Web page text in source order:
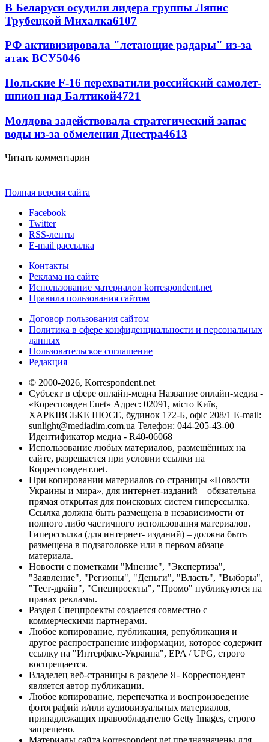
В Беларуси осудили лидера группы Ляпис
Трубецкой Михалка6107
РФ активизировала "летающие радары" из-за
атак ВСУ5046
Польские F-16 перехватили российский самолет-
шпион над Балтикой4721
Молдова задействовала стратегический запас
воды из-за обмеления Днестра4613
Читать комментарии
Полная версия сайта
Facebook
Twitter
RSS-ленты
E-mail рассылка
Контакты
Реклама на сайте
Использование материалов korrespondent.net
Правила пользования сайтом
Договор пользования сайтом
Политика в сфере конфиденциальности и персональных
данных
Пользовательское соглашение
Редакция
© 2000-2026, Korrespondent.net
Субъект в сфере онлайн-медиа Название онлайн-медиа -
«КореспонденТ.net» Адрес: 02091, місто Київ,
ХАРКІВСЬКЕ ШОСЕ, будинок 172-Б, офіс 208/1 E-mail:
sunlight@mediadim.com.ua Телефон: 044-205-43-00
Идентификатор медиа - R40-06068
Использование любых материалов, размещённых на
сайте, разрешается при условии ссылки на
Корреспондент.net.
При копировании материалов со страницы «Новости
Украины и мира», для интернет-изданий – обязательна
прямая открытая для поисковых систем гиперссылка.
Ссылка должна быть размещена в независимости от
полного либо частичного использования материалов.
Гиперссылка (для интернет- изданий) – должна быть
размещена в подзаголовке или в первом абзаце
материала.
Новости с пометками "Мнение", "Экспертиза",
"Заявление", "Регионы", "Деньги", "Власть", "Выборы",
"Тест-драйв", "Спецпроекты", "Промо" публикуются на
правах рекламы.
Раздел Спецпроекты создается совместно с
коммерческими партнерами.
Любое копирование, публикация, републикация и
другое распространение информации, которое содержит
ссылку на "Интерфакс-Украина", EPA / UPG, строго
воспрещается.
Владелец веб-страницы в разделе Я- Корреспондент
является автор публикации.
Любое копирование, перепечатка и воспроизведение
фотографий и/или аудиовизуальных материалов,
принадлежащих правообладателю Getty Images, строго
запрещено.
Материалы сайта korrespondent.net предназначены для